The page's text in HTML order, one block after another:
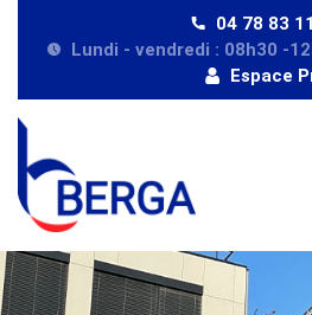
04 78 83
Lundi - vendredi : 08h30 -
Espace